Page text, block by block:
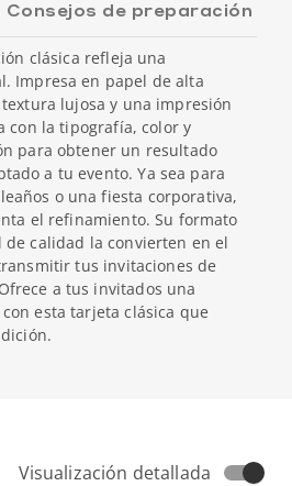
Consejos de preparación
clásica refleja una
Impresa en papel de alta
lujosa y una impresión
con la tipografía, color y
para obtener un resultado
a tu evento. Ya sea para
o una fiesta corporativa,
el refinamiento. Su formato
calidad la convierten en el
tus invitaciones de
a tus invitados una
esta tarjeta clásica que
Visualización detallada